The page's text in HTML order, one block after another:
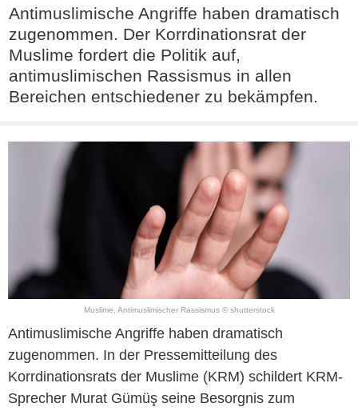
Antimuslimische Angriffe haben dramatisch
zugenommen. Der Korrdinationsrat der
Muslime fordert die Politik auf,
antimuslimischen Rassismus in allen
Bereichen entschiedener zu bekämpfen.
Muslime, Antimuslimischer Rassismus © shutterstock
Antimuslimische Angriffe haben dramatisch
zugenommen. In der Pressemitteilung des
Korrdinationsrats der Muslime (KRM) schildert KRM-
Sprecher Murat Gümüş seine Besorgnis zum